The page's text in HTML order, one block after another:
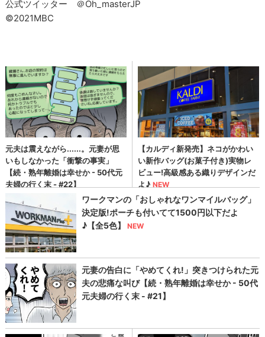
公式ツイッター ＠Oh_masterJP
©2021MBC